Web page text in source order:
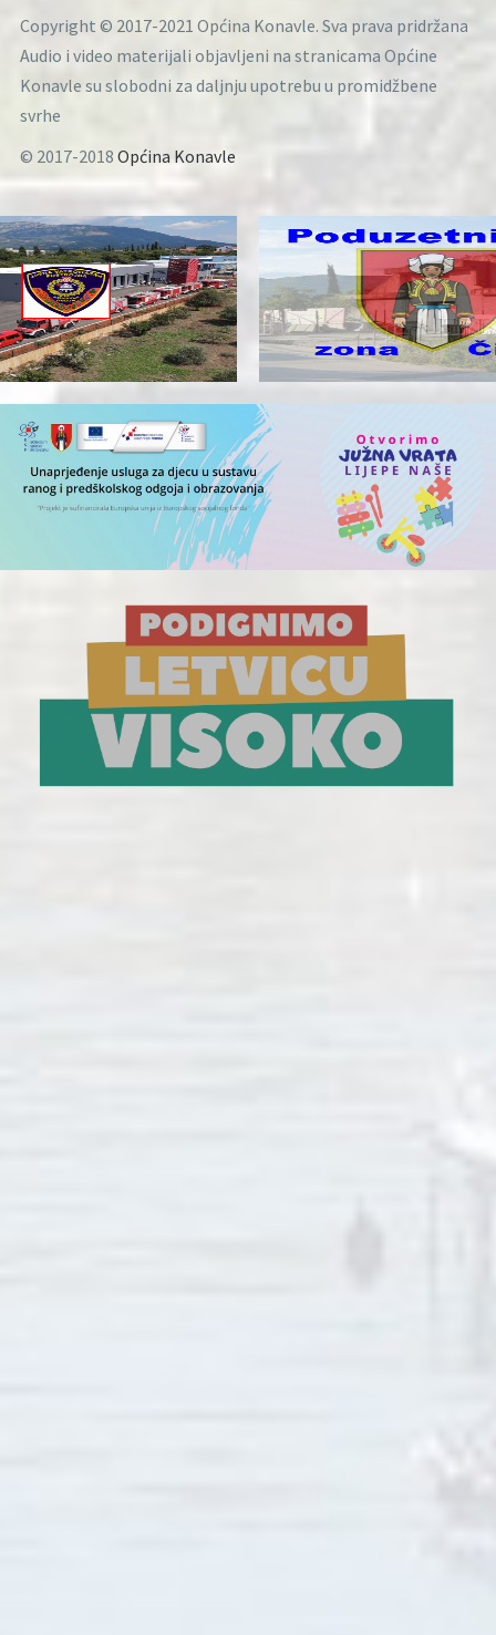
Copyright © 2017-2021 Općina Konavle. Sva prava pridržana
Audio i video materijali objavljeni na stranicama Općine
Konavle su slobodni za daljnju upotrebu u promidžbene
svrhe
© 2017-2018 Općina Konavle